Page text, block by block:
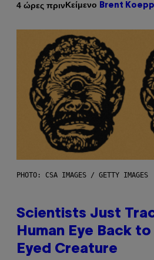
4 ώρες πρινΚείμενο Brent Koepp
PHOTO: CSA IMAGES / GETTY IMAGES
Scientists Just
Human Eye Back
Eyed Creature